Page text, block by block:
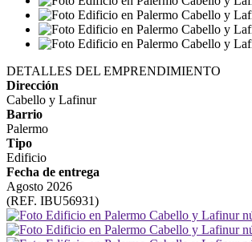
DETALLES DEL EMPRENDIMIENTO
Dirección
Cabello y Lafinur
Barrio
Palermo
Tipo
Edificio
Fecha de entrega
Agosto 2026
(REF. IBU56931)